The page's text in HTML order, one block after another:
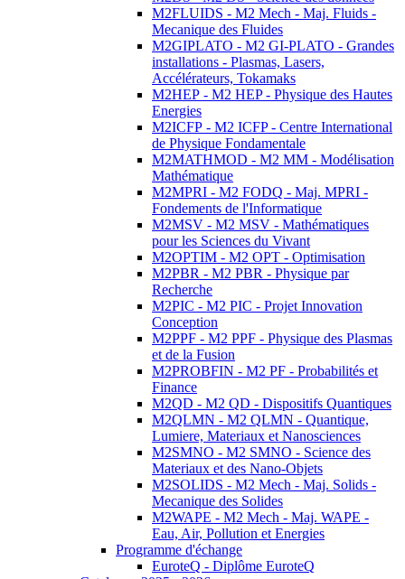
M2FLUIDS - M2 Mech - Maj. Fluids -
Mecanique des Fluides
M2GIPLATO - M2 GI-PLATO - Grandes
installations - Plasmas, Lasers,
Accélérateurs, Tokamaks
M2HEP - M2 HEP - Physique des Hautes
Energies
M2ICFP - M2 ICFP - Centre International
de Physique Fondamentale
M2MATHMOD - M2 MM - Modélisation
Mathématique
M2MPRI - M2 FODQ - Maj. MPRI -
Fondements de l'Informatique
M2MSV - M2 MSV - Mathématiques
pour les Sciences du Vivant
M2OPTIM - M2 OPT - Optimisation
M2PBR - M2 PBR - Physique par
Recherche
M2PIC - M2 PIC - Projet Innovation
Conception
M2PPF - M2 PPF - Physique des Plasmas
et de la Fusion
M2PROBFIN - M2 PF - Probabilités et
Finance
M2QD - M2 QD - Dispositifs Quantiques
M2QLMN - M2 QLMN - Quantique,
Lumiere, Materiaux et Nanosciences
M2SMNO - M2 SMNO - Science des
Materiaux et des Nano-Objets
M2SOLIDS - M2 Mech - Maj. Solids -
Mecanique des Solides
M2WAPE - M2 Mech - Maj. WAPE -
Eau, Air, Pollution et Energies
Programme d'échange
EuroteQ - Diplôme EuroteQ